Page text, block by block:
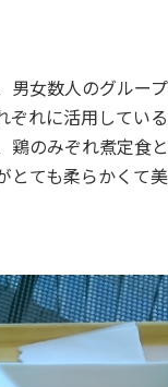
男女数人のグルー
ぞれに活用している
鶏のみぞれ煮定食
とても柔らかくて